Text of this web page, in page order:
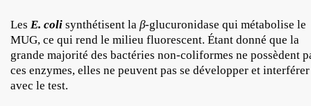
Les E. coli synthétisent la β-glucuronidase qui métabolise le
MUG, ce qui rend le milieu fluorescent. Étant donné que la
grande majorité des bactéries non-coliformes ne possèdent
ces enzymes, elles ne peuvent pas se développer et interférer
avec le test.